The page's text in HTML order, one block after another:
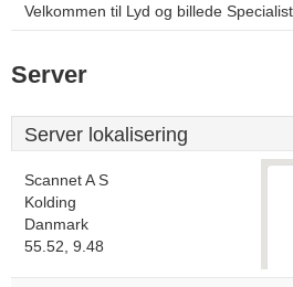
Velkommen til Lyd og billede
Server
Server lokalisering
Scannet A S
Kolding
Danmark
55.52, 9.48